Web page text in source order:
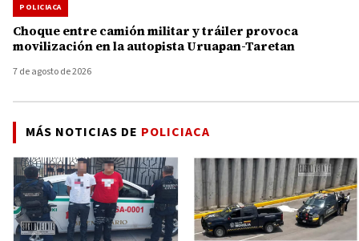
POLICIACA
Choque entre camión militar y tráiler provoca
movilización en la autopista Uruapan-Taretan
7 de agosto de 2026
MÁS NOTICIAS DE POLICIACA